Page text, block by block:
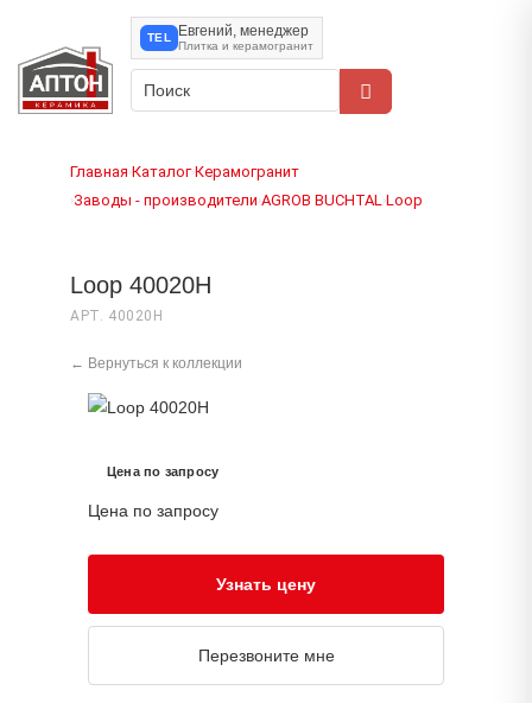
TEL Евгений, менеджер
Плитка и керамогранит
Главная›Каталог›Керамогранит
›Заводы - производители›AGROB BUCHTAL›Loop
Loop 40020H
АРТ. 40020H
← Вернуться к коллекции
Цена по запросу
Цена по запросу
Узнать цену
Перезвоните мне